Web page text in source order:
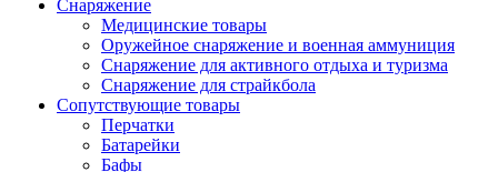
Снаряжение
Медицинские товары
Оружейное снаряжение и военная аммуниция
Снаряжение для активного отдыха и туризма
Снаряжение для страйкбола
Сопутствующие товары
Перчатки
Батарейки
Бафы